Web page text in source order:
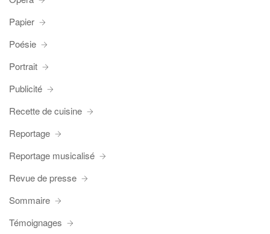
Papier
Poésie
Portrait
Publicité
Recette de cuisine
Reportage
Reportage musicalisé
Revue de presse
Sommaire
Témoignages